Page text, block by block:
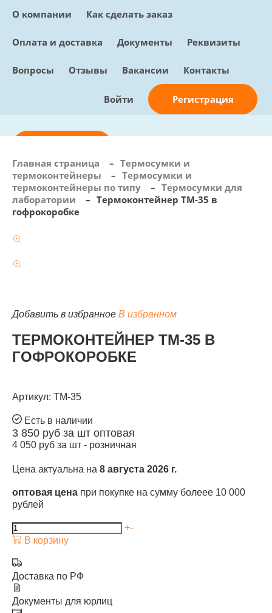
О компании Как сделать заказ
Оплата и доставка Документы Реквизиты
Вопросы Отзывы Вакансии Контакты
Войти Регистрация
info@sunmed.ru
Пн – Пт: с 10:00 - 18:00
+7 (495) 730-90-25
КАТАЛОГ
Главная страница – Термосумки и
термоконтейнеры
– Термосумки и
термоконтейнеры по типу
– Термосумки для
лаборатории
– Термоконтейнер ТМ-35 в
гофрокоробке
Добавить в избранное В избранном
ТЕРМОКОНТЕЙНЕР ТМ-35 В
ГОФРОКОРОБКЕ
Артикул: ТМ-35
Есть в наличии
3 850 руб за шт оптовая
4 050 руб за шт - розничная
Цена актуальна на 8 августа 2026 г.
оптовая цена при покупке на сумму болеее 10 000
рублей
+-
В корзину
Доставка по РФ
Документы для юрлиц